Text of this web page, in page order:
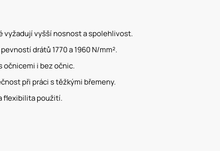
vyžadují vyšší nosnost a spolehlivost.
drátů 1770 a 1960 N/mm².
očnicemi i bez očnic.
při práci s těžkými břemeny.
flexibilita použití.